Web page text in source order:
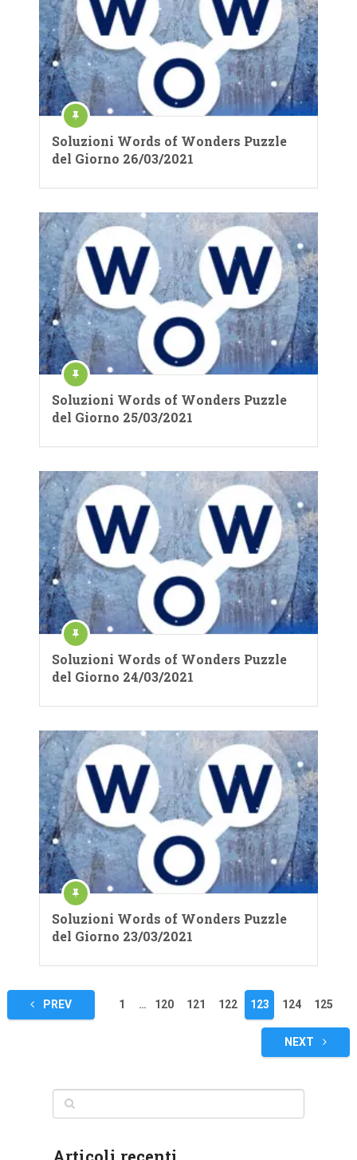
Soluzioni Words of Wonders Puzzle
del Giorno 26/03/2021
Soluzioni Words of Wonders Puzzle
del Giorno 25/03/2021
Soluzioni Words of Wonders Puzzle
del Giorno 24/03/2021
Soluzioni Words of Wonders Puzzle
del Giorno 23/03/2021
Navigazione
articoli
PREV 1 … 120 121 122 123 124 125
NEXT
Articoli recenti